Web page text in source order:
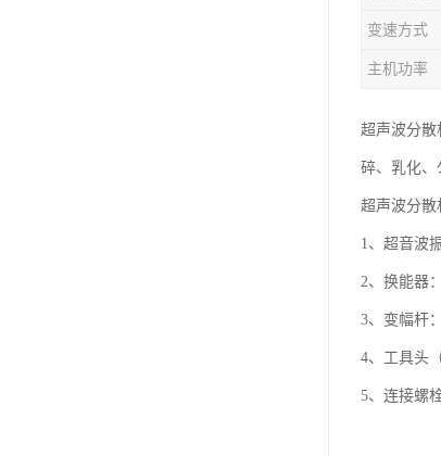
变速方式
主机功率
超声波分散
碎、乳化、
超声波分散
1、超音波
2、换能器
3、变幅杆
4、工具头
5、连接螺